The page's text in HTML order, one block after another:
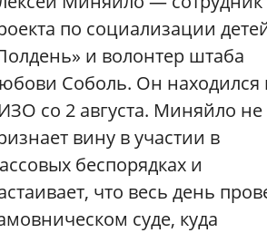
по социализации
и волонтер штаба
Соболь. Он находился
со 2 августа. Миняйло не
вину в участии в
беспорядках и
что весь день
суде, куда